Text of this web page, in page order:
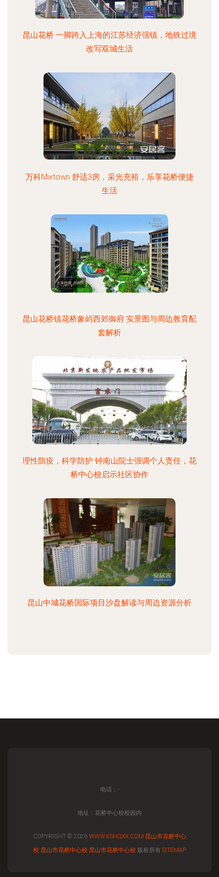
昆山花桥 一脚跨入上海的江苏经济强镇，地铁过境
改写双城生活
万科Mixtown 舒适3房，采光充裕，乐享花桥便捷
生活
昆山花桥镇花桥象屿西郊御府 实景图与周边教育配
套解析
理性防疫，科学防护 钟南山院士强调个人责任，花
桥中心校启示社区协作
昆山中城花桥国际项目沙盘解读与周边资源分析
电话：-
地址：花桥中心校校园内
COPYRIGHT © 2026 WWW.KSHQXX.COM 昆山市花桥中心
校 昆山市花桥中心校 昆山市花桥中心校版权所有 SITEMAP